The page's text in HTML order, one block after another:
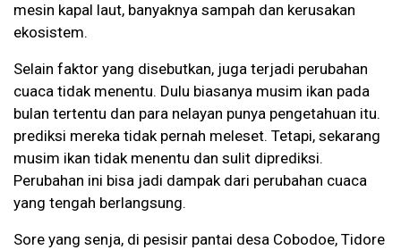
mesin kapal laut, banyaknya sampah dan kerusakan
ekosistem.
Selain faktor yang disebutkan, juga terjadi perubahan
cuaca tidak menentu. Dulu biasanya musim ikan pada
bulan tertentu dan para nelayan punya pengetahuan itu.
prediksi mereka tidak pernah meleset. Tetapi, sekarang
musim ikan tidak menentu dan sulit diprediksi.
Perubahan ini bisa jadi dampak dari perubahan cuaca
yang tengah berlangsung.
Sore yang senja, di pesisir pantai desa Cobodoe, Tidore